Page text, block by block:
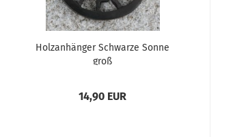
Holzanhänger Schwarze Sonne
groß
14,90 EUR